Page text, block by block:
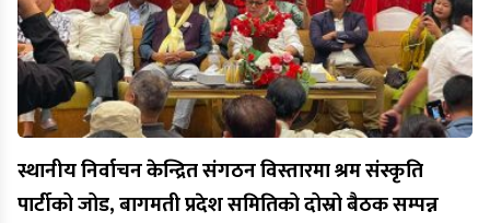
स्थानीय निर्वाचन केन्द्रित संगठन विस्तारमा श्रम संस्कृति
पार्टीको जोड, बागमती प्रदेश समितिको दोस्रो बैठक सम्पन्न